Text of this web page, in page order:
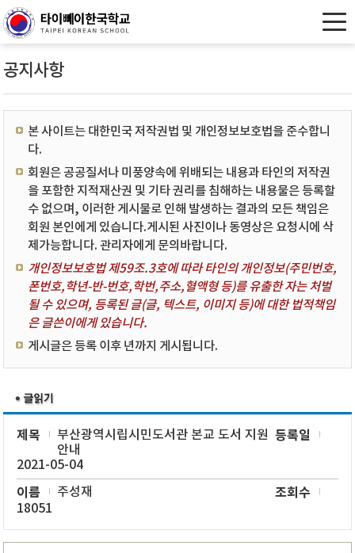
공지사항
본 사이트는 대한민국 저작권법 및 개인정보보호법을 준수합니
다.
회원은 공공질서나 미풍양속에 위배되는 내용과 타인의 저작권
을 포함한 지적재산권 및 기타 권리를 침해하는 내용물은 등록할
수 없으며, 이러한 게시물로 인해 발생하는 결과의 모든 책임은
회원 본인에게 있습니다.게시된 사진이나 동영상은 요청시에 삭
제가능합니다. 관리자에게 문의바랍니다.
개인정보보호법 제59조.3호에 따라 타인의 개인정보(주민번호,
폰번호,학년-반-번호,학번,주소,혈액형 등)를 유출한 자는 처벌
될 수 있으며, 등록된 글(글, 텍스트, 이미지 등)에 대한 법적책임
은 글쓴이에게 있습니다.
게시글은 등록 이후 년까지 게시됩니다.
제목
부산광역시립시민도서관 본교 도서 지원
안내
등록일
2021-05-04
이름 주성재 조회수
18051